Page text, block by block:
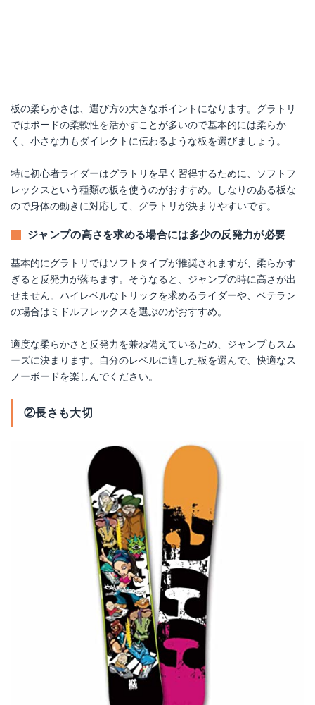
板の柔らかさは、選び方の大きなポイントになります。グラトリ
ではボードの柔軟性を活かすことが多いので基本的には柔らか
く、小さな力もダイレクトに伝わるような板を選びましょう。
特に初心者ライダーはグラトリを早く習得するために、ソフトフ
レックスという種類の板を使うのがおすすめ。しなりのある板な
ので身体の動きに対応して、グラトリが決まりやすいです。
ジャンプの高さを求める場合には多少の反発力が必要
基本的にグラトリではソフトタイプが推奨されますが、柔らかす
ぎると反発力が落ちます。そうなると、ジャンプの時に高さが出
せません。ハイレベルなトリックを求めるライダーや、ベテラン
の場合はミドルフレックスを選ぶのがおすすめ。
適度な柔らかさと反発力を兼ね備えているため、ジャンプもスム
ーズに決まります。自分のレベルに適した板を選んで、快適なス
ノーボードを楽しんでください。
②長さも大切